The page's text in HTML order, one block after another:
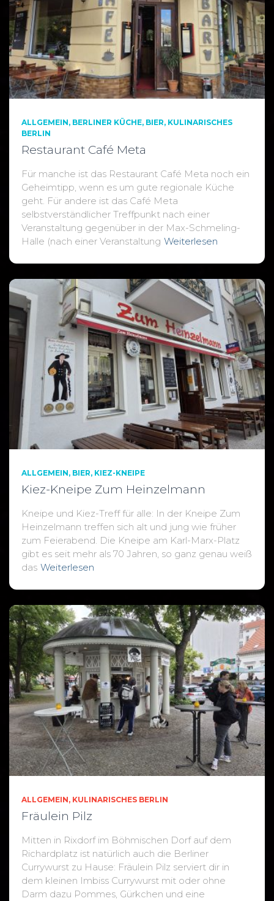
ALLGEMEIN BERLINER KÜCHE BIER KULINARISCHES
BERLIN
Restaurant Café Meta
Für manche ist das Restaurant Café Meta noch ein
Geheimtipp, wenn es um gute regionale Küche
geht. Für andere ist das Café Meta
selbstverständlicher Treffpunkt nach einer
Veranstaltung gegenüber in der Max-Schmeling-
Halle (nach einer Veranstaltung Weiterlesen
ALLGEMEIN BIER KIEZ-KNEIPE
Kiez-Kneipe Zum Heinzelmann
Kneipe und Kiez-Treff für alle: In der Kneipe Zum
Heinzelmann treffen sich alt und jung wie früher
zum Feierabend. Die Kneipe am Karl-Marx-Platz
gibt es seit mehr als 70 Jahren, so ganz genau weiß
das Weiterlesen
ALLGEMEIN KULINARISCHES BERLIN
Fräulein Pilz
Mitten in Rixdorf im Böhmischen Dorf auf dem
Richardplatz ist natürlich auch die Berliner
Currywurst zu Hause: Fräulein Pilz serviert dir in
dem kleinen Imbiss Currywurst mit oder ohne
Darm dazu Pommes, Gürkchen und eine